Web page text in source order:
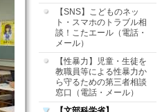
【SNS】こどものネッ
ト・スマホのトラブル相
談！こたエール（電話・
メール）
【性暴力】児童・生徒を
教職員等による性暴力か
ら守るための第三者相談
窓口（電話・メール）